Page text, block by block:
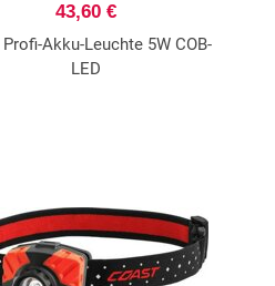
43,60 €
Profi-Akku-Leuchte 5W COB-
LED